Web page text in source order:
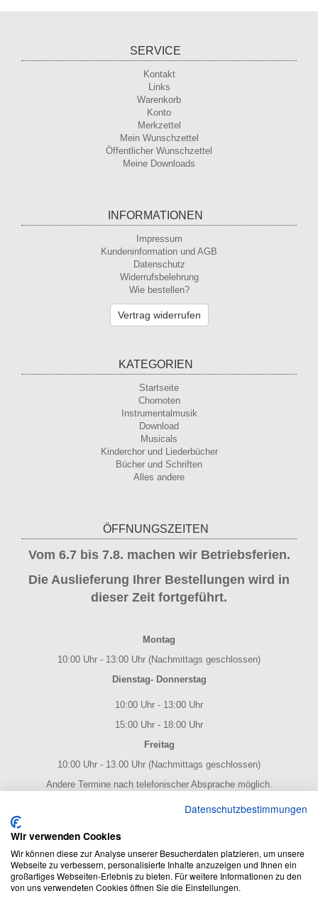
SERVICE
Kontakt
Links
Warenkorb
Konto
Merkzettel
Mein Wunschzettel
Öffentlicher Wunschzettel
Meine Downloads
INFORMATIONEN
Impressum
Kundeninformation und AGB
Datenschutz
Widerrufsbelehrung
Wie bestellen?
Vertrag widerrufen
KATEGORIEN
Startseite
Chornoten
Instrumentalmusik
Download
Musicals
Kinderchor und Liederbücher
Bücher und Schriften
Alles andere
ÖFFNUNGSZEITEN
Vom 6.7 bis 7.8. machen wir Betriebsferien.
Die Auslieferung Ihrer Bestellungen wird in
dieser Zeit fortgeführt.
Montag
10:00 Uhr - 13:00 Uhr (Nachmittags geschlossen)
Dienstag- Donnerstag
10:00 Uhr - 13:00 Uhr
15:00 Uhr - 18:00 Uhr
Freitag
10:00 Uhr - 13.00 Uhr (Nachmittags geschlossen)
Andere Termine nach telefonischer Absprache möglich.
NOTENPOST BY ERES EditionDatenschutzbestimmungen
Wir verwenden Cookies
Wir können diese zur Analyse unserer Besucherdaten platzieren, um unsere
Webseite zu verbessern, personalisierte Inhalte anzuzeigen und Ihnen ein
großartiges Webseiten-Erlebnis zu bieten. Für weitere Informationen zu den
von uns verwendeten Cookies öffnen Sie die Einstellungen.